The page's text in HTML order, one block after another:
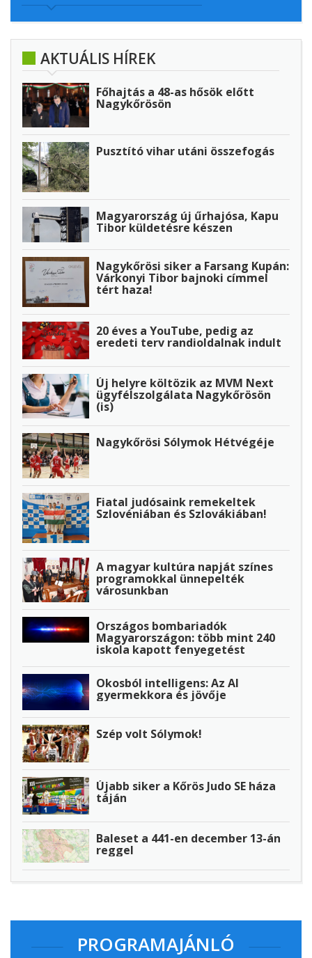
AKTUÁLIS HÍREK
Főhajtás a 48-as hősök előtt
Nagykőrösön
Pusztító vihar utáni összefogás
Magyarország új űrhajósa, Kapu
Tibor küldetésre készen
Nagykőrösi siker a Farsang Kupán:
Várkonyi Tibor bajnoki címmel
tért haza!
20 éves a YouTube, pedig az
eredeti terv randioldalnak indult
Új helyre költözik az MVM Next
ügyfélszolgálata Nagykőrösön
(is)
Nagykőrösi Sólymok Hétvégéje
Fiatal judósaink remekeltek
Szlovéniában és Szlovákiában!
A magyar kultúra napját színes
programokkal ünnepelték
városunkban
Országos bombariadók
Magyarországon: több mint 240
iskola kapott fenyegetést
Okosból intelligens: Az AI
gyermekkora és jövője
Szép volt Sólymok!
Újabb siker a Kőrös Judo SE háza
táján
Baleset a 441-en december 13-án
reggel
PROGRAMAJÁNLÓ